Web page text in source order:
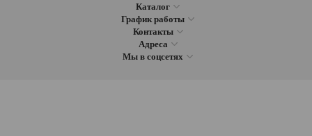
Каталог
График работы
Контакты
Адреса
Мы в соцсетях